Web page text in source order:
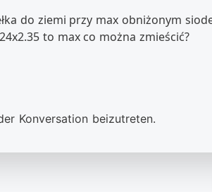
do ziemi przy max obniżonym
to max co można zmieścić?
Konversation beizutreten.